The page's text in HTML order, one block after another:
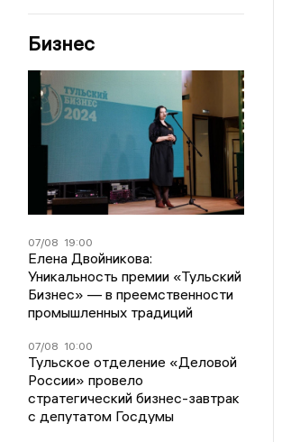
Бизнес
07/08 19:00
Елена Двойникова:
Уникальность премии «Тульский
Бизнес» — в преемственности
промышленных традиций
07/08 10:00
Тульское отделение «Деловой
России» провело
стратегический бизнес-завтрак
с депутатом Госдумы